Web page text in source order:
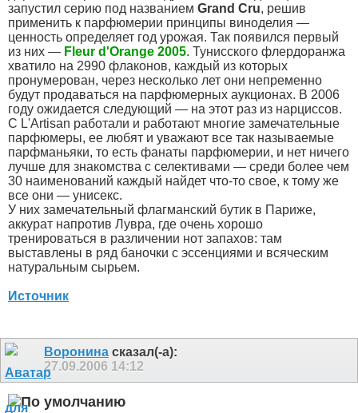
запустил серию под названием Grand Cru, решив
применить к парфюмерии принципы виноделия —
ценность определяет год урожая. Так появился первый
из них — Fleur d'Оrange 2005. Тунисского флердоранжа
хватило на 2990 флаконов, каждый из которых
пронумерован, через несколько лет они непременно
будут продаваться на парфюмерных аукционах. В 2006
году ожидается следующий — на этот раз из нарциссов.
С L'Artisan работали и работают многие замечательные
парфюмеры, ее любят и уважают все так называемые
парфманьяки, то есть фанаты парфюмерии, и нет ничего
лучше для знакомства с селективами — среди более чем
30 наименований каждый найдет что-то свое, к тому же
все они — унисекс.
У них замечательный флагманский бутик в Париже,
аккурат напротив Лувра, где очень хорошо
тренироваться в различении нот запахов: там
выставлены в ряд баночки с эссенциями и всяческим
натуральным сырьем.
Источник
Воронина сказал(-а):
27.09.2006 14:12